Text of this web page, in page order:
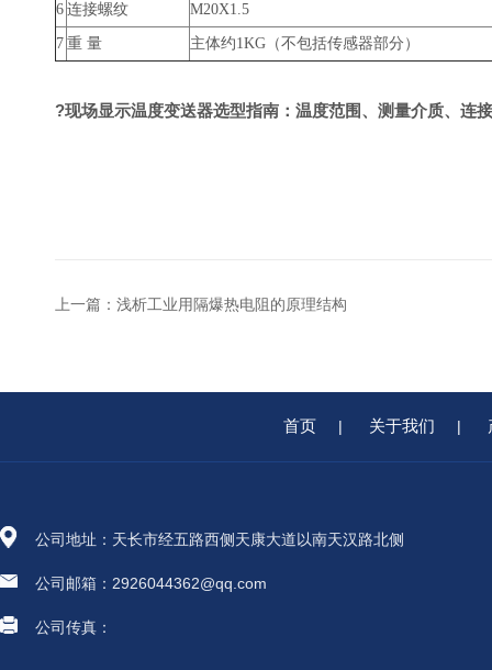
6 连接螺纹 M20X1.5
7 重 量 主体约1KG（不包括传感器部分）
?现场显示温度变送器选型指南：温度范围、测量介质、连
上一篇： 浅析工业用隔爆热电阻的原理结构
首页 | 关于我们 |
公司地址：天长市经五路西侧天康大道以南天汉路北侧
公司邮箱：2926044362@qq.com
公司传真：